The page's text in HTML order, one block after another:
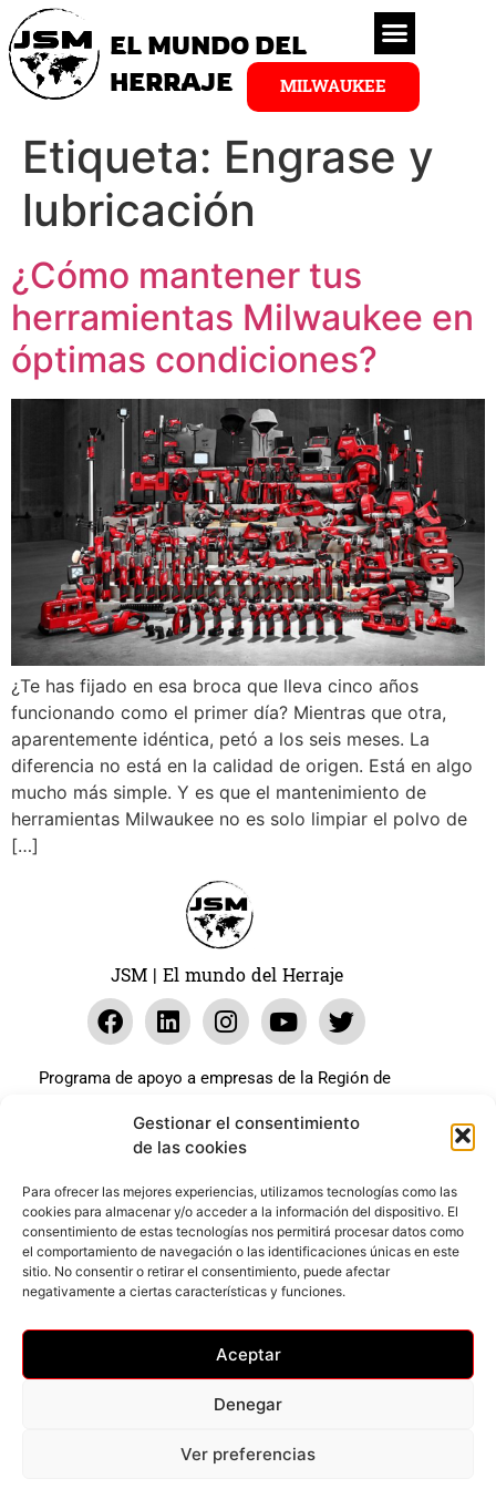
Gestionar el consentimiento
de las cookies
Para ofrecer las mejores experiencias, utilizamos tecnologías como las
cookies para almacenar y/o acceder a la información del dispositivo. El
consentimiento de estas tecnologías nos permitirá procesar datos como
el comportamiento de navegación o las identificaciones únicas en este
sitio. No consentir o retirar el consentimiento, puede afectar
negativamente a ciertas características y funciones.
Aceptar
Denegar
Ver preferencias
EL MUNDO DEL
HERRAJE
MILWAUKEE
Etiqueta: Engrase y
lubricación
¿Cómo mantener tus
herramientas Milwaukee en
óptimas condiciones?
¿Te has fijado en esa broca que lleva cinco años
funcionando como el primer día? Mientras que otra,
aparentemente idéntica, petó a los seis meses. La
diferencia no está en la calidad de origen. Está en algo
mucho más simple. Y es que el mantenimiento de
herramientas Milwaukee no es solo limpiar el polvo de
[…]
JSM | El mundo del Herraje
Programa de apoyo a empresas de la Región de
económica de la pandemia Covid-19. La línea Covid-19
coste cero cofinanciada por la unión europea.
Beneficiario: JSM El mundo del Herraje, S.L. ///
Expediente: 2020.07.COSI.0483
Web desarrollada gracias al Programa Kit Digital
–Accesibilidad–Cookies